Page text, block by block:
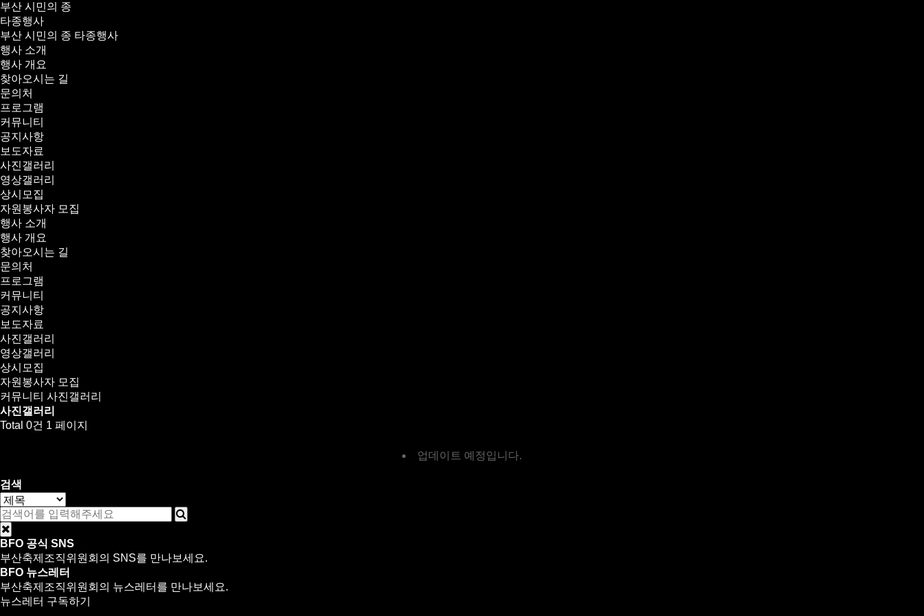
부산 시민의 종
타종행사
부산 시민의 종 타종행사
행사 소개
행사 개요
찾아오시는 길
문의처
프로그램
커뮤니티
공지사항
보도자료
사진갤러리
영상갤러리
상시모집
자원봉사자 모집
행사 소개
행사 개요
찾아오시는 길
문의처
프로그램
커뮤니티
공지사항
보도자료
사진갤러리
영상갤러리
상시모집
자원봉사자 모집
커뮤니티 사진갤러리
사진갤러리
Total 0건 1 페이지
업데이트 예정입니다.
검색
BFO 공식 SNS
부산축제조직위원회의 SNS를 만나보세요.
BFO 뉴스레터
부산축제조직위원회의 뉴스레터를 만나보세요.
뉴스레터 구독하기